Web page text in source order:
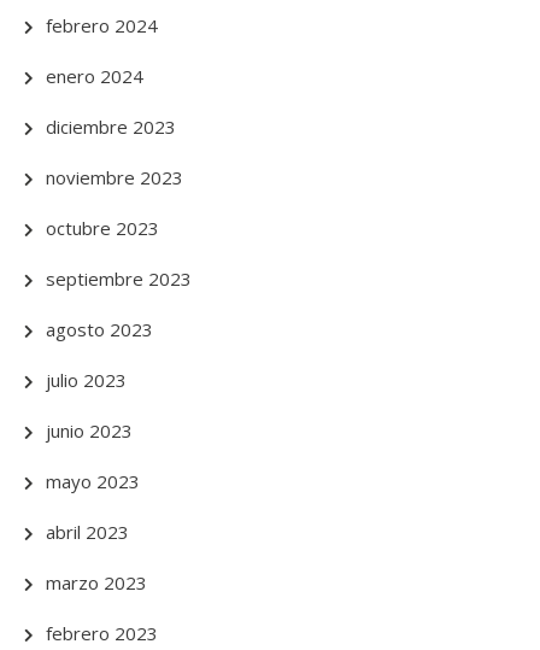
febrero 2024
enero 2024
diciembre 2023
noviembre 2023
octubre 2023
septiembre 2023
agosto 2023
julio 2023
junio 2023
mayo 2023
abril 2023
marzo 2023
febrero 2023